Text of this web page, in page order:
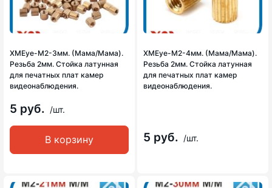
XMEye-M2-3мм. (Мама/Мама).
Резьба 2мм. Стойка латунная
для печатных плат камер
видеонаблюдения.
5 руб. /шт.
В корзину
XMEye-M2-4мм. (Мама/Мама).
Резьба 2мм. Стойка латунная
для печатных плат камер
видеонаблюдения.
5 руб. /шт.